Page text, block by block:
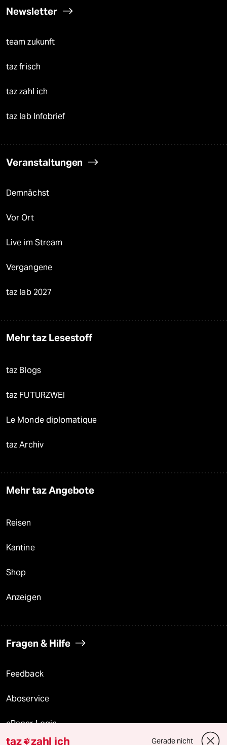
Newsletter
team zukunft
taz frisch
taz zahl ich
taz lab Infobrief
Veranstaltungen
Demnächst
Vor Ort
Live im Stream
Vergangene
taz lab 2027
Mehr taz Lesestoff
taz Blogs
taz FUTURZWEI
Le Monde diplomatique
taz Archiv
Mehr taz Angebote
Reisen
Kantine
Shop
Anzeigen
Fragen & Hilfe
Feedback
Aboservice
ePaper Login
taz zahl ich Gerade nicht